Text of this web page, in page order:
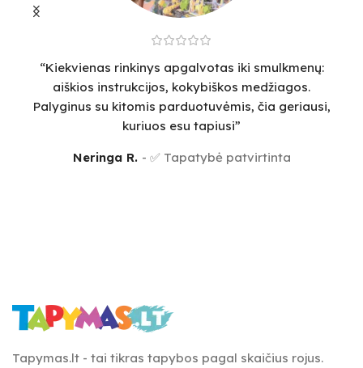
“Kiekvienas rinkinys apgalvotas iki smulkmenų:
aiškios instrukcijos, kokybiškos medžiagos.
Palyginus su kitomis parduotuvėmis, čia geriausi,
kuriuos esu tapiusi”
Neringa R. ✅ Tapatybė patvirtinta
Tapymas.lt - tai tikras tapybos pagal skaičius rojus.